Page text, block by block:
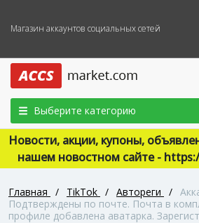
Магазин аккаунтов социальных сетей
Выберите категорию
Новости, акции, купоны,
нашем новостном сайте -
Главная / TikTok / Автореги /
Подтверждены по почте. Почта в
профиле добавлена аватарка.